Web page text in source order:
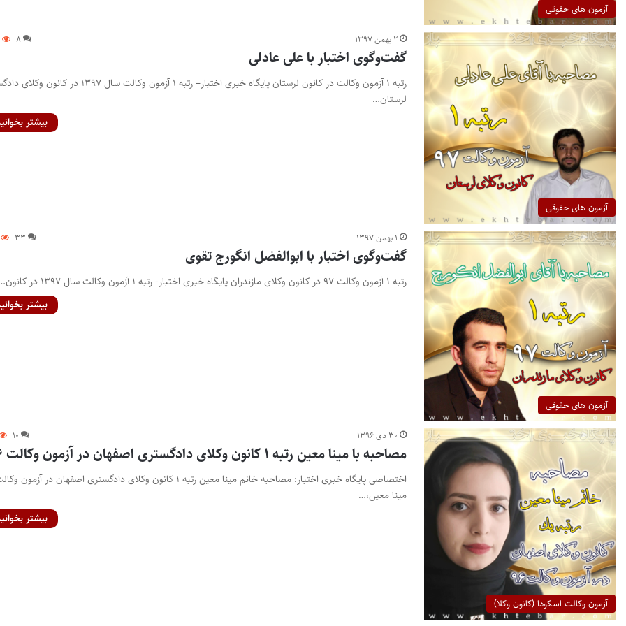
آزمون های حقوقی
آزمون های حقوقی
۲ بهمن ۱۳۹۷ ۸
گفت‌وگوی اختبار با علی عادلی
رتبه ۱ آزمون وکالت در کانون لرستان پایگاه خبری اختبار– رتبه ۱ آزمون وکالت سال ۱۳۹۷
لرستان…
بیشتر
آزمون های حقوقی
۱ بهمن ۱۳۹۷ ۳۳
گفت‌وگوی اختبار با ابوالفضل انگورج تقوی
رتبه ۱ آزمون وکالت ۹۷ در کانون وکلای مازندران پایگاه خبری اختبار- رتبه ۱ آزمون وکالت سال ۱۳۹۷ در کانون…
بیشتر
آزمون وکالت اسکودا (کانون وکلا)
۳۰ دی ۱۳۹۶ ۱۰
مصاحبه با مینا معین رتبه ۱ کانون وکلای دادگستری اصفهان در آزمون وکالت ۹۶
مینا معین،…
بیشتر